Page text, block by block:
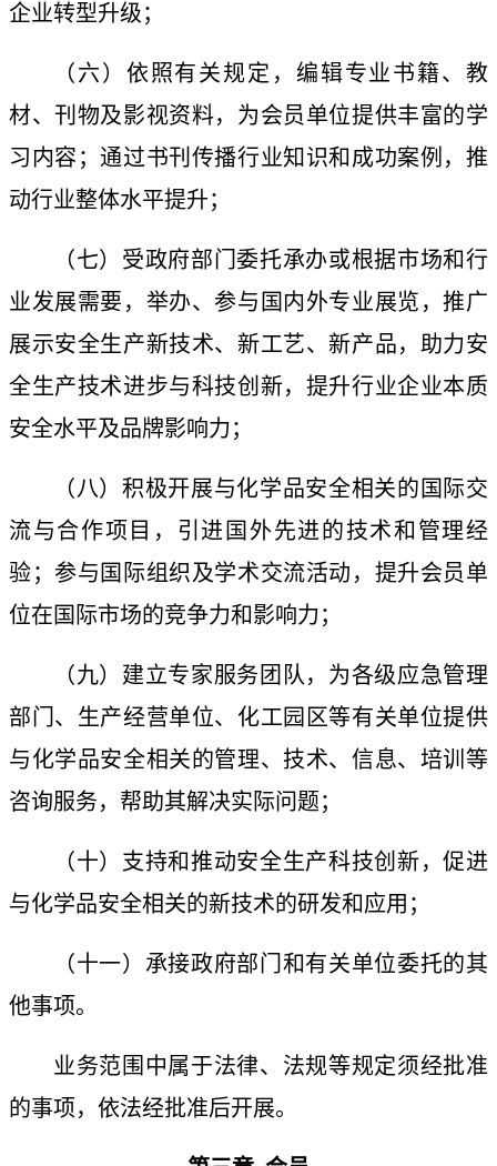
企业转型升级；
（六） 依照有关规定， 编辑专业书籍、教
材、刊物及影视资料，为会员单位提供丰富的学
习内容；通过书刊传播行业知识和成功案例，推
动行业整体水平提升；
（七）受政府部门委托承办或根据市场和行
业发展需要 ， 举办、参与国内外专业展览，推广
展示安全生产新技术、新工艺、新产品，助力安
全生产技术进步与科技创新，提升行业企业本质
安全水平及品牌影响力；
（八）积极开展与化学品安全相关的 国际交
流与合作项目，引进国外先进的技术和管理经
验；参与国际组织及学术交流活动，提升会员单
位在国际市场的竞争力和影响力；
（九）建立专家服务团队，为各级应急管理
部门、生产经营单位、化工园区等有关单位提供
与化学品安全相关的管理、技术、信息、培训等
咨询服务，帮助其解决实际问题；
（十）支持和推动安全生产科技创新，促进
与化学品安全相关的新技术的研发和应用 ；
（十一）承接政府部门和有关单位委托的其
他事项。
业务范围中属于法律、法规等规定须经批准
的事项，依法经批准后开展。